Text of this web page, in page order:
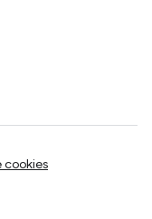
cookies